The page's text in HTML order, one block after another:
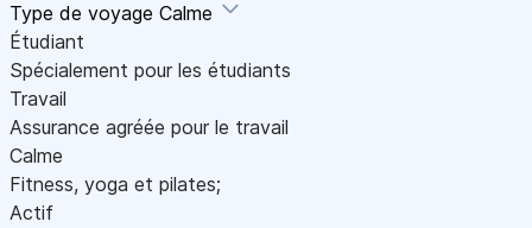
Type de voyage Calme
Étudiant
Spécialement pour les étudiants
Travail
Assurance agréée pour le travail
Calme
Fitness, yoga et pilates;
Actif